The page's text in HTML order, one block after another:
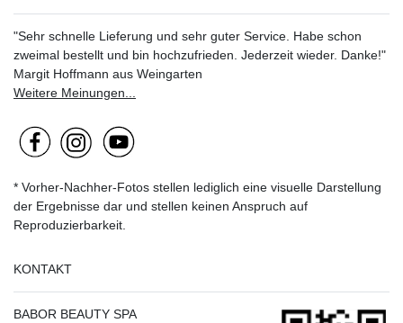
"Sehr schnelle Lieferung und sehr guter Service. Habe schon
zweimal bestellt und bin hochzufrieden. Jederzeit wieder. Danke!"
Margit Hoffmann aus Weingarten
Weitere Meinungen...
* Vorher-Nachher-Fotos stellen lediglich eine visuelle Darstellung
der Ergebnisse dar und stellen keinen Anspruch auf
Reproduzierbarkeit.
KONTAKT
BABOR BEAUTY SPA